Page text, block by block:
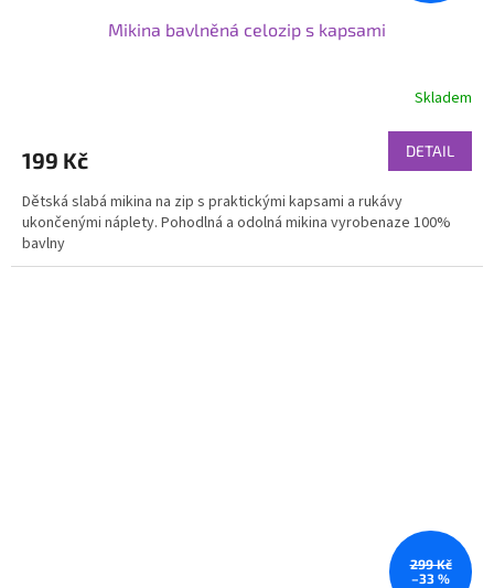
Mikina bavlněná celozip s kapsami
Skladem
199 Kč DETAIL
Dětská slabá mikina na zip s praktickými kapsami a rukávy
ukončenými náplety. Pohodlná a odolná mikina vyrobenaze 100%
bavlny
299 Kč
–33 %